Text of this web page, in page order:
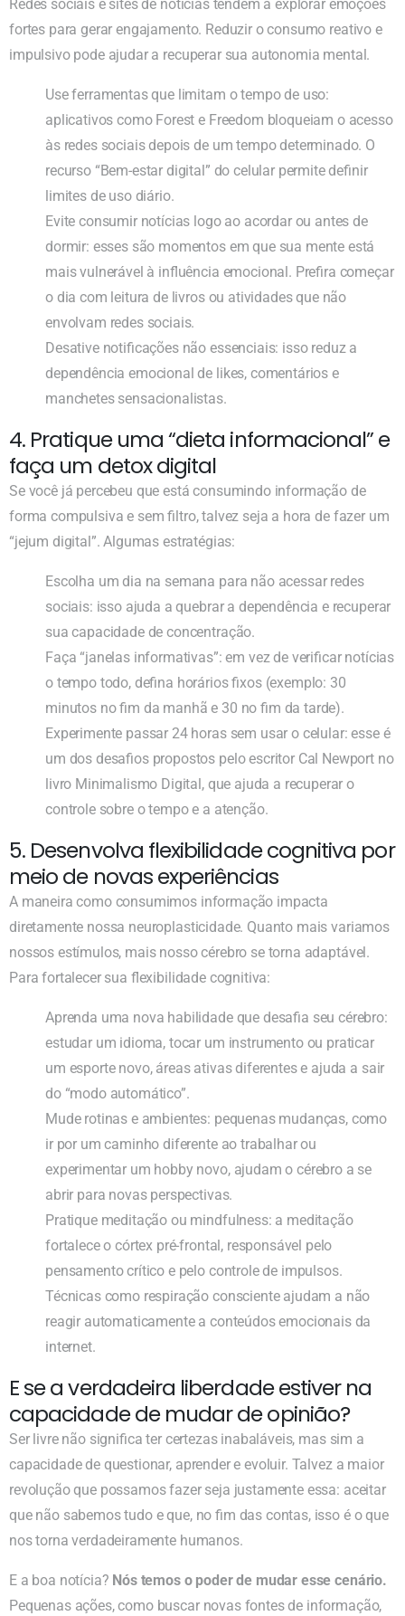
Redes sociais e sites de notícias tendem a explorar emoções
fortes para gerar engajamento. Reduzir o consumo reativo e
impulsivo pode ajudar a recuperar sua autonomia mental.
Use ferramentas que limitam o tempo de uso:
aplicativos como Forest e Freedom bloqueiam o acesso
às redes sociais depois de um tempo determinado. O
recurso “Bem-estar digital” do celular permite definir
limites de uso diário.
Evite consumir notícias logo ao acordar ou antes de
dormir: esses são momentos em que sua mente está
mais vulnerável à influência emocional. Prefira começar
o dia com leitura de livros ou atividades que não
envolvam redes sociais.
Desative notificações não essenciais: isso reduz a
dependência emocional de likes, comentários e
manchetes sensacionalistas.
4. Pratique uma “dieta informacional” e
faça um detox digital
Se você já percebeu que está consumindo informação de
forma compulsiva e sem filtro, talvez seja a hora de fazer um
“jejum digital”. Algumas estratégias:
Escolha um dia na semana para não acessar redes
sociais: isso ajuda a quebrar a dependência e recuperar
sua capacidade de concentração.
Faça “janelas informativas”: em vez de verificar notícias
o tempo todo, defina horários fixos (exemplo: 30
minutos no fim da manhã e 30 no fim da tarde).
Experimente passar 24 horas sem usar o celular: esse é
um dos desafios propostos pelo escritor Cal Newport no
livro Minimalismo Digital, que ajuda a recuperar o
controle sobre o tempo e a atenção.
5. Desenvolva flexibilidade cognitiva por
meio de novas experiências
A maneira como consumimos informação impacta
diretamente nossa neuroplasticidade. Quanto mais variamos
nossos estímulos, mais nosso cérebro se torna adaptável.
Para fortalecer sua flexibilidade cognitiva:
Aprenda uma nova habilidade que desafia seu cérebro:
estudar um idioma, tocar um instrumento ou praticar
um esporte novo, áreas ativas diferentes e ajuda a sair
do “modo automático”.
Mude rotinas e ambientes: pequenas mudanças, como
ir por um caminho diferente ao trabalhar ou
experimentar um hobby novo, ajudam o cérebro a se
abrir para novas perspectivas.
Pratique meditação ou mindfulness: a meditação
fortalece o córtex pré-frontal, responsável pelo
pensamento crítico e pelo controle de impulsos.
Técnicas como respiração consciente ajudam a não
reagir automaticamente a conteúdos emocionais da
internet.
E se a verdadeira liberdade estiver na
capacidade de mudar de opinião?
Ser livre não significa ter certezas inabaláveis, mas sim a
capacidade de questionar, aprender e evoluir. Talvez a maior
revolução que possamos fazer seja justamente essa: aceitar
que não sabemos tudo e que, no fim das contas, isso é o que
nos torna verdadeiramente humanos.
E a boa notícia? Nós temos o poder de mudar esse cenário.
Pequenas ações, como buscar novas fontes de informação,